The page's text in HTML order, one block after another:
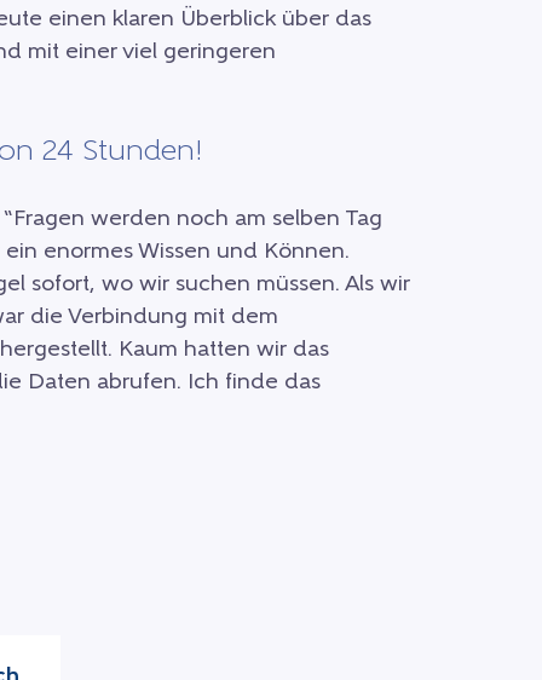
einen klaren Überblick über das
mit einer viel geringeren
24 Stunden!
werden noch am selben Tag
enormes Wissen und Können.
sofort, wo wir suchen müssen. Als wir
die Verbindung mit dem
Kaum hatten wir das
Daten abrufen. Ich finde das